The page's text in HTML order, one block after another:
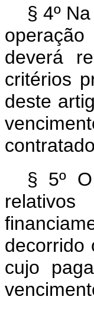
§ 4º
deverá
critérios
deste
§ 5º
decorrido
cujo